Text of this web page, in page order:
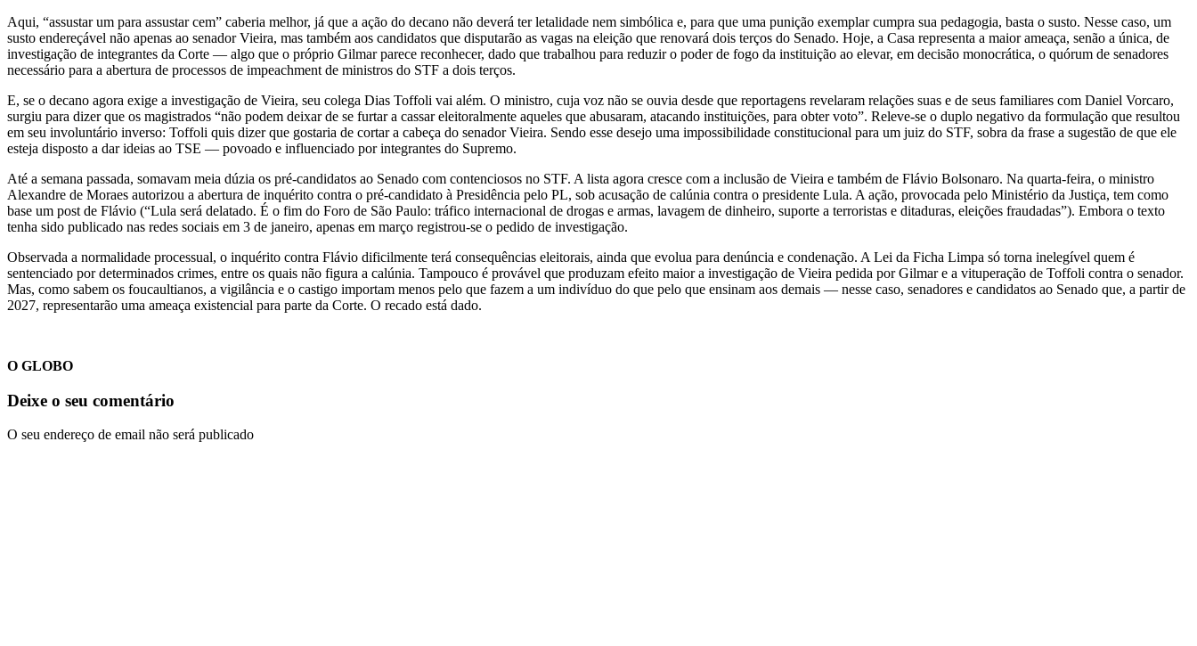
Aqui, “assustar um para assustar cem” caberia melhor, já que a ação do decano não deverá ter letalidade nem simbólica e, para que uma punição exemplar cumpra sua pedagogia, basta o susto. Nesse caso, um
susto endereçável não apenas ao senador Vieira, mas também aos candidatos que disputarão as vagas na eleição que renovará dois terços do Senado. Hoje, a Casa representa a maior ameaça, senão a única, de
investigação de integrantes da Corte — algo que o próprio Gilmar parece reconhecer, dado que trabalhou para reduzir o poder de fogo da instituição ao elevar, em decisão monocrática, o quórum de senadores
necessário para a abertura de processos de impeachment de ministros do STF a dois terços.
E, se o decano agora exige a investigação de Vieira, seu colega Dias Toffoli vai além. O ministro, cuja voz não se ouvia desde que reportagens revelaram relações suas e de seus familiares com Daniel Vorcaro,
surgiu para dizer que os magistrados “não podem deixar de se furtar a cassar eleitoralmente aqueles que abusaram, atacando instituições, para obter voto”. Releve-se o duplo negativo da formulação que resultou
em seu involuntário inverso: Toffoli quis dizer que gostaria de cortar a cabeça do senador Vieira. Sendo esse desejo uma impossibilidade constitucional para um juiz do STF, sobra da frase a sugestão de que ele
esteja disposto a dar ideias ao TSE — povoado e influenciado por integrantes do Supremo.
Até a semana passada, somavam meia dúzia os pré-candidatos ao Senado com contenciosos no STF. A lista agora cresce com a inclusão de Vieira e também de Flávio Bolsonaro. Na quarta-feira, o ministro
Alexandre de Moraes autorizou a abertura de inquérito contra o pré-candidato à Presidência pelo PL, sob acusação de calúnia contra o presidente Lula. A ação, provocada pelo Ministério da Justiça, tem como
base um post de Flávio (“Lula será delatado. É o fim do Foro de São Paulo: tráfico internacional de drogas e armas, lavagem de dinheiro, suporte a terroristas e ditaduras, eleições fraudadas”). Embora o texto
tenha sido publicado nas redes sociais em 3 de janeiro, apenas em março registrou-se o pedido de investigação.
Observada a normalidade processual, o inquérito contra Flávio dificilmente terá consequências eleitorais, ainda que evolua para denúncia e condenação. A Lei da Ficha Limpa só torna inelegível quem é
sentenciado por determinados crimes, entre os quais não figura a calúnia. Tampouco é provável que produzam efeito maior a investigação de Vieira pedida por Gilmar e a vituperação de Toffoli contra o senador.
Mas, como sabem os foucaultianos, a vigilância e o castigo importam menos pelo que fazem a um indivíduo do que pelo que ensinam aos demais — nesse caso, senadores e candidatos ao Senado que, a partir de
2027, representarão uma ameaça existencial para parte da Corte. O recado está dado.
O GLOBO
Deixe o seu comentário
O seu endereço de email não será publicado